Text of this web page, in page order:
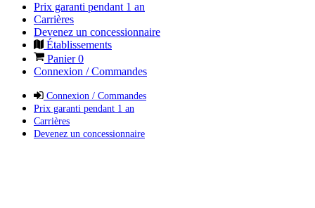
Prix garanti pendant 1 an
Carrières
Devenez un concessionnaire
Établissements
Panier0
Connexion / Commandes
Connexion / Commandes
Prix garanti pendant 1 an
Carrières
Devenez un concessionnaire